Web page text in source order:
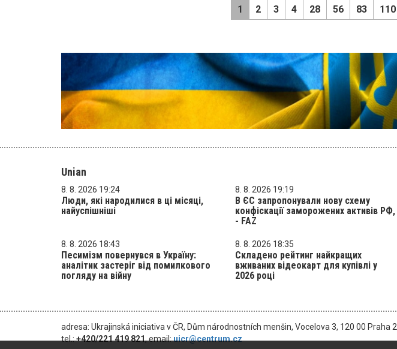
1 2 3 4 28 56 83 110
Unian
8. 8. 2026 19:24
Люди, які народилися в ці місяці,
найуспішніші
8. 8. 2026 19:19
В ЄС запропонували нову схему
конфіскації заморожених активів РФ,
- FAZ
8. 8. 2026 18:43
Песимізм повернувся в Україну:
аналітик застеріг від помилкового
погляду на війну
8. 8. 2026 18:35
Складено рейтинг найкращих
вживаних відеокарт для купівлі у
2026 році
adresa: Ukrajinská iniciativa v ČR, Dům národnostních menšin, Vocelova 3, 120 00 Praha 2
tel.:+420/221 419 821, email:uicr@centrum.cz